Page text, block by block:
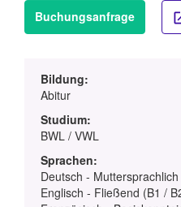
Buchungsanfrage
Bildung:
Abitur
Studium:
BWL / VWL
Sprachen:
Deutsch -
Englisch - Fließend (B1 /